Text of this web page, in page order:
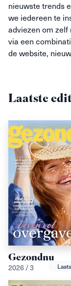
nieuwste trends
we iedereen te
adviezen om zelf
via een
de website,
Laatste
Gezondnu
2026 / 3